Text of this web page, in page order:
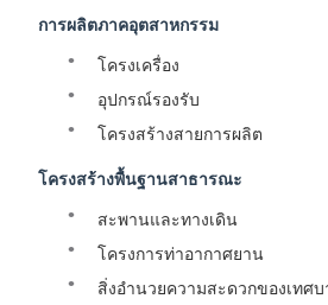
การผลิตภาคอุตสาหกรรม
โครงเครื่อง
อุปกรณ์รองรับ
โครงสร้างสายการผลิต
โครงสร้างพื้นฐานสาธารณะ
สะพานและทางเดิน
โครงการท่าอากาศยาน
สิ่งอำนวยความสะดวกของเทศบ